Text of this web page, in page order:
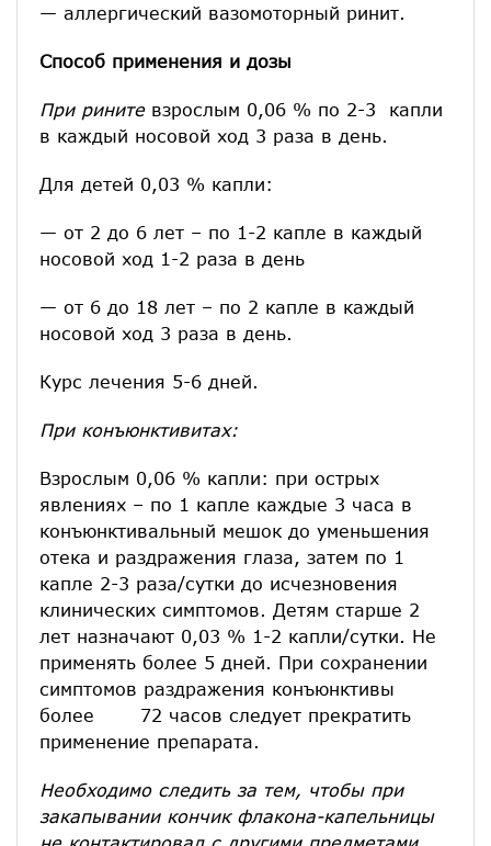
— аллергический вазомоторный ринит.
Способ применения и дозы
При ринитевзрослым 0,06 % по 2-3 капли
в каждый носовой ход 3 раза в день.
Для детей 0,03 % капли:
— от 2 до 6 лет – по 1-2 капле в каждый
носовой ход 1-2 раза в день
— от 6 до 18 лет – по 2 капле в каждый
носовой ход 3 раза в день.
Курс лечения 5-6 дней.
При конъюнктивитах:
Взрослым 0,06 % капли: при острых
явлениях – по 1 капле каждые 3 часа в
конъюнктивальный мешок до уменьшения
отека и раздражения глаза, затем по 1
капле 2-3 раза/сутки до исчезновения
клинических симптомов. Детям старше 2
лет назначают 0,03 % 1-2 капли/сутки. Не
применять более 5 дней. При сохранении
симптомов раздражения конъюнктивы
более 72 часов следует прекратить
применение препарата.
Необходимо следить за тем, чтобы при
закапывании кончик флакона-капельницы
не контактировал с другими предметами